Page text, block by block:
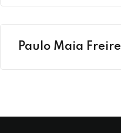
Paulo Maia Freire